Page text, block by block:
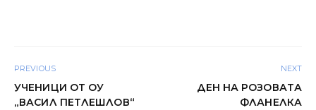
PREVIOUS
УЧЕНИЦИ ОТ ОУ
„ВАСИЛ ПЕТЛЕШЛОВ“
NEXT
ДЕН НА РОЗОВАТА
ФЛАНЕЛКА